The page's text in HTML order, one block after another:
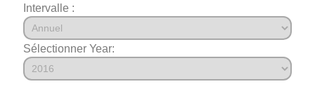
Intervalle :
Sélectionner Year: